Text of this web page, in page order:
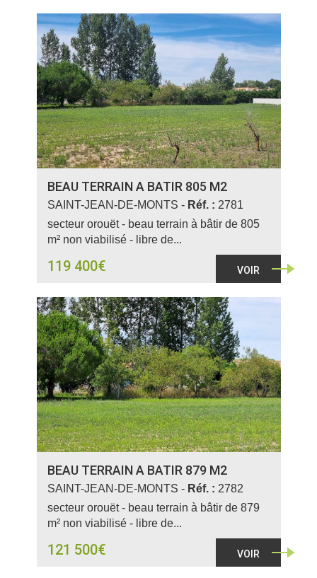
BEAU TERRAIN A BATIR 805 M2
SAINT-JEAN-DE-MONTS - Réf. : 2781
secteur orouët - beau terrain à bâtir de 805
m² non viabilisé - libre de...
119 400€ VOIR
BEAU TERRAIN A BATIR 879 M2
SAINT-JEAN-DE-MONTS - Réf. : 2782
secteur orouët - beau terrain à bâtir de 879
m² non viabilisé - libre de...
121 500€ VOIR